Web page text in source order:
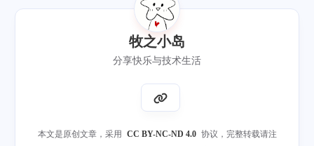
牧之小岛
分享快乐与技术生活
本文是原创文章，采用 CC BY-NC-ND 4.0 协议，完整转载请注